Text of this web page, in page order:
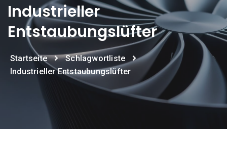
Industrieller
Entstaubungslüfter
Startseite
Schlagwortliste
Industrieller Entstaubungslüfter